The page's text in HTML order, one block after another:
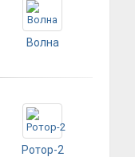
Волна
Ротор-2